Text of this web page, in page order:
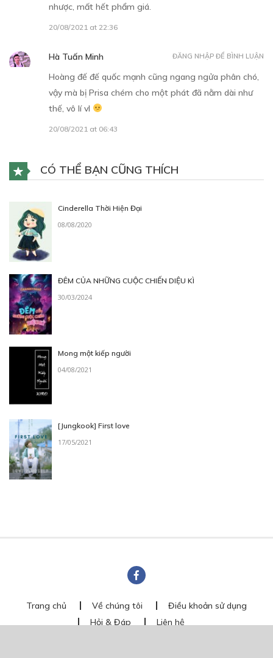
nhược, mất hết phẩm giá.
20/08/2021 at 22:36
Hà Tuấn Minh
Hoàng đế đế quốc mạnh cũng ngang ngửa phân chó,
vậy mà bị Prisa chém cho một phát đã nằm dài như
thế, vô lí vl
20/08/2021 at 06:43
ĐĂNG NHẬP ĐỂ BÌNH LUẬN
CÓ THỂ BẠN CŨNG THÍCH
Cinderella Thời Hiện Đại
08/08/2020
ĐÊM CỦA NHỮNG CUỘC CHIẾN DIỆU KÌ
30/03/2024
Mong một kiếp người
04/08/2021
[Jungkook] First love
17/05/2021
Trang chủ Về chúng tôi
Điều khoản sử dụng
Hỏi & Đáp
Liên hệ